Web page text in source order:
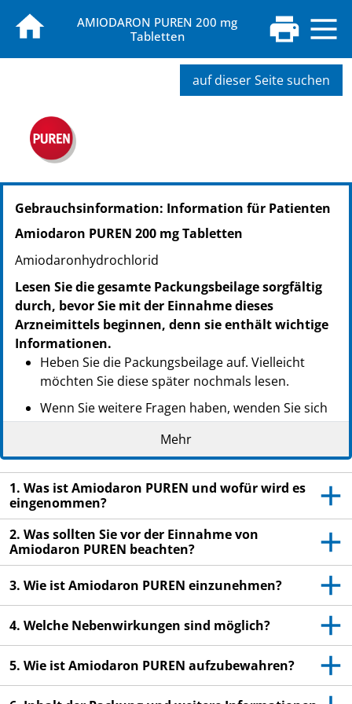
AMIODARON PUREN 200 mg
Tabletten
auf dieser Seite suchen
PZN: 16389253
PPN: 111638925311
NTIN: 04150163892533
PPN: 111638928230
NTIN: 04150163892823
Gebrauchsinformation: Information für Patienten
Amiodaron PUREN 200 mg Tabletten
Amiodaronhydrochlorid
Lesen Sie die gesamte Packungsbeilage sorgfältig
durch, bevor Sie mit der Einnahme dieses
Arzneimittels beginnen, denn sie enthält wichtige
Informationen.
Heben Sie die Packungsbeilage auf. Vielleicht
möchten Sie diese später nochmals lesen.
Wenn Sie weitere Fragen haben, wenden Sie sich
an Ihren Arzt oder Apotheker.
Dieses Arzneimittel wurde Ihnen persönlich
verschrieben. Geben Sie es nicht an Dritte weiter.
Es kann anderen Menschen schaden, auch wenn
diese die gleichen Beschwerden haben wie Sie.
Wenn Sie Nebenwirkungen bemerken, wenden Sie
sich an Ihren Arzt oder Apotheker. Dies gilt auch
Packungsbeilage angegeben sind. Siehe Abschnitt
Mehr
1. Was ist Amiodaron PUREN und wofür wird es
eingenommen?
2. Was sollten Sie vor der Einnahme von
Amiodaron PUREN beachten?
3. Wie ist Amiodaron PUREN einzunehmen?
4. Welche Nebenwirkungen sind möglich?
5. Wie ist Amiodaron PUREN aufzubewahren?